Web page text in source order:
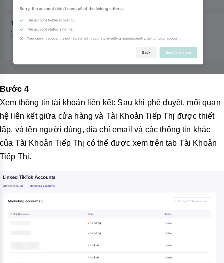
Bước 4
Xem thông tin tài khoản liên kết: Sau khi phê duyệt, mối quan
hệ liên kết giữa cửa hàng và Tài Khoản Tiếp Thị được thiết
lập, và tên người dùng, địa chỉ email và các thông tin khác
của Tài Khoản Tiếp Thị có thể được xem trên tab Tài Khoản
Tiếp Thị.